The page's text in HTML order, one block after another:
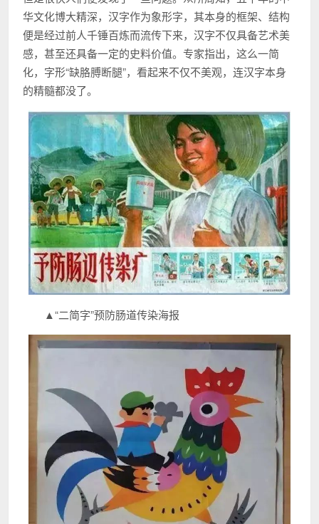
华文化博大精深，汉字作为象形字，其本身的框架、结构
便是经过前人千锤百炼而流传下来，汉字不仅具备艺术美
感，甚至还具备一定的史料价值。专家指出，这么一简
化，字形“缺胳膊断腿”，看起来不仅不美观，连汉字本身
的精髓都没了。
▲“二简字”预防肠道传染海报